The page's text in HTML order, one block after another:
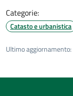
Categorie:
Catasto e urbanistica
Ultimo aggiornamento: